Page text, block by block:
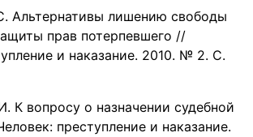
Альтернативы лишению свободы
прав потерпевшего //
и наказание. 2010. № 2. С.
К вопросу о назначении судебной
преступление и наказание.